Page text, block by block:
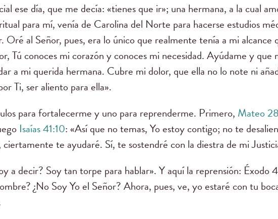
ese día, que me decía: «tienes que ir»; una hermana, a la cual
para mí, venía de Carolina del Norte para hacerse estudios
Oré al Señor, pues, era lo único que realmente tenía a mi alcance
Tú conoces mi corazón y conoces mi necesidad. Ayúdame y que
a mi querida hermana. Cubre mi dolor, que ella no lo note ni
Ti, ser aliento para ella».
para fortalecerme y uno para reprenderme. Primero, Mateo
Isaías 41:10: «Así que no temas, Yo estoy contigo; no te
te ayudaré. Sí, te sostendré con la diestra de mi
a decir? Soy tan torpe para hablar». Y aquí la reprensión: Éxodo
¿No Soy Yo el Señor? Ahora, pues, ve, yo estaré con tu